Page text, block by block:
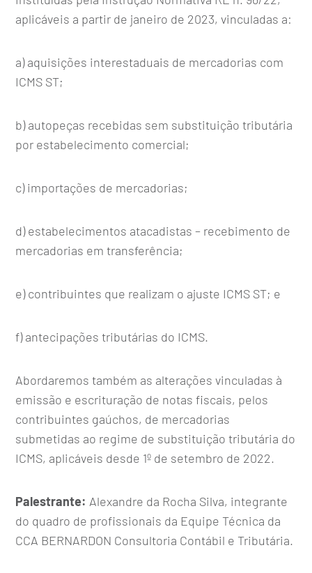
aplicáveis a partir de janeiro de 2023, vinculadas a:
a) aquisições interestaduais de mercadorias com
ICMS ST;
b) autopeças recebidas sem substituição tributária
por estabelecimento comercial;
c) importações de mercadorias;
d) estabelecimentos atacadistas – recebimento de
mercadorias em transferência;
e) contribuintes que realizam o ajuste ICMS ST; e
f) antecipações tributárias do ICMS.
Abordaremos também as alterações vinculadas à
emissão e escrituração de notas fiscais, pelos
contribuintes gaúchos, de mercadorias
submetidas ao regime de substituição tributária do
ICMS, aplicáveis desde 1º de setembro de 2022.
Palestrante: Alexandre da Rocha Silva, integrante
do quadro de profissionais da Equipe Técnica da
CCA BERNARDON Consultoria Contábil e Tributária.